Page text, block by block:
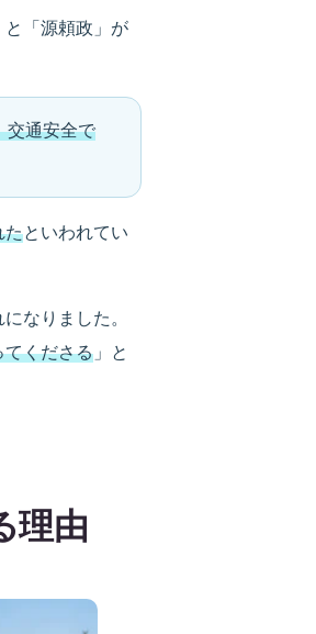
「源頼政」が
交通安全で
たといわれてい
なりました。
てくださる 」と
理由